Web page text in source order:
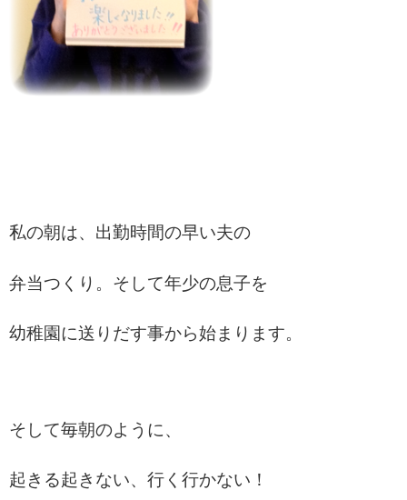
私の朝は、出勤時間の早い夫の
弁当つくり。そして年少の息子を
幼稚園に送りだす事から始まります。
そして毎朝のように、
起きる起きない、行く行かない！